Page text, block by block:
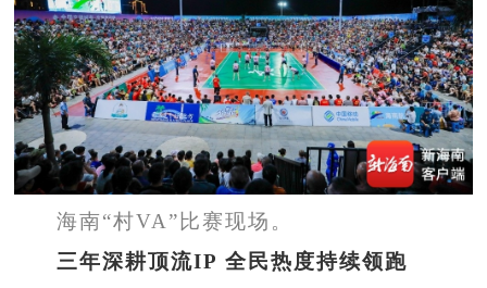
海南“村VA”比赛现场。
三年深耕顶流IP 全民热度持续领跑